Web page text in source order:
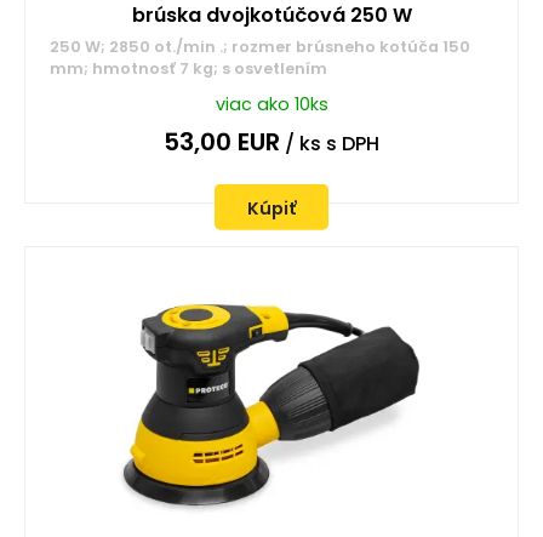
brúska dvojkotúčová 250 W
250 W; 2850 ot./min .; rozmer brúsneho kotúča 150
mm; hmotnosť 7 kg; s osvetlením
viac ako 10ks
53,00 EUR / ks s DPH
Kúpiť